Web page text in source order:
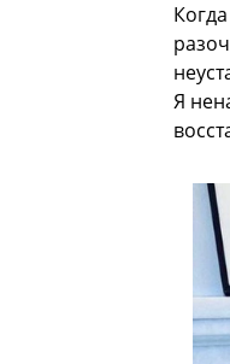
Я